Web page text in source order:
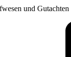
und Gutachten